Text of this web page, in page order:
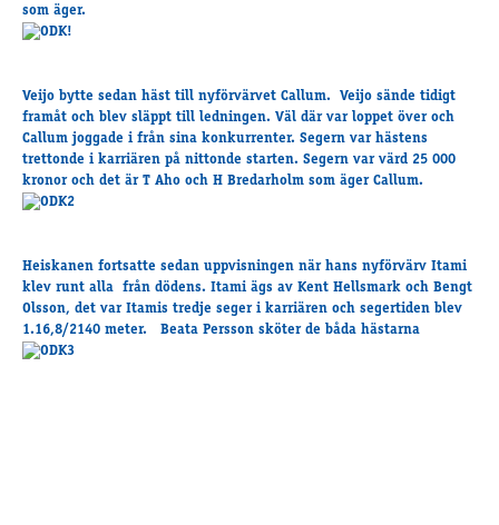
Aktiviteter
Hört och hänt
Träning och provlopp
Aktiva
Månadens hästägare 2026
Månadens B-tränare 2026
som äger.
Veijo bytte sedan häst till nyförvärvet Callum. Veijo sände tidigt
framåt och blev släppt till ledningen. Väl där var loppet över och
Callum joggade i från sina konkurrenter. Segern var hästens
trettonde i karriären på nittonde starten. Segern var värd 25 000
kronor och det är T Aho och H Bredarholm som äger Callum.
Heiskanen fortsatte sedan uppvisningen när hans nyförvärv Itami
klev runt alla från dödens. Itami ägs av Kent Hellsmark och Bengt
Olsson, det var Itamis tredje seger i karriären och segertiden blev
1.16,8/2140 meter. Beata Persson sköter de båda hästarna